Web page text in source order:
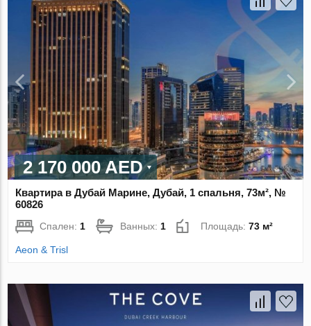
2 170 000 AED
Квартира в Дубай Марине, Дубай, 1 спальня, 73м², №
60826
Спален: 1 Ванных: 1 Площадь:73 м²
Aeon & Trisl